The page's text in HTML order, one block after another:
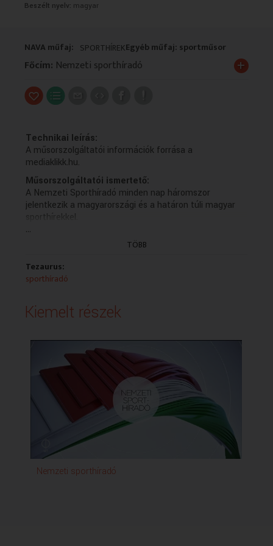
Beszélt nyelv: magyar
NAVA műfaj: SPORTHÍREKEgyéb műfaj: sportműsor
Főcím: Nemzeti sporthíradó +
Technikai leírás:
A műsorszolgáltatói információk forrása a
mediaklikk.hu.
Műsorszolgáltatói ismertető:
A Nemzeti Sporthíradó minden nap háromszor
jelentkezik a magyarországi és a határon túli magyar
sporthírekkel.
...
TÖBB
Tezaurus:
sporthíradó
Kiemelt részek
Nemzeti sporthíradó